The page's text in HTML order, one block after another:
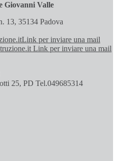
Giovanni Valle
13, 35134 Padova
Link per inviare una mail
Link per inviare una mail
25, PD Tel.049685314